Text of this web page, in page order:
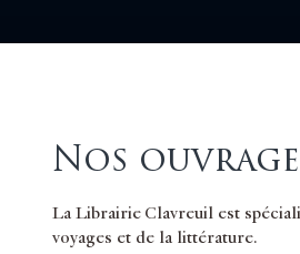
Nos
La Librairie Clavreuil est
voyages et de la littérature.